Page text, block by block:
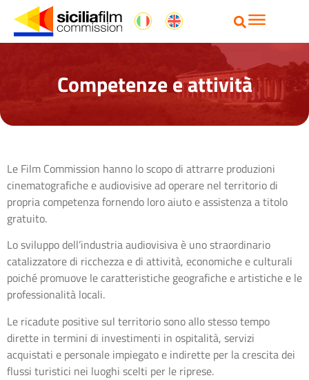
Competenze e attività
Le Film Commission hanno lo scopo di attrarre produzioni
cinematografiche e audiovisive ad operare nel territorio di
propria competenza fornendo loro aiuto e assistenza a titolo
gratuito.
Lo sviluppo dell’industria audiovisiva è uno straordinario
catalizzatore di ricchezza e di attività, economiche e culturali
poiché promuove le caratteristiche geografiche e artistiche e le
professionalità locali.
Le ricadute positive sul territorio sono allo stesso tempo
dirette in termini di investimenti in ospitalità, servizi
acquistati e personale impiegato e indirette per la crescita dei
flussi turistici nei luoghi scelti per le riprese.